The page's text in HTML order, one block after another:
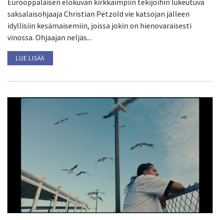
saksalaisohjaaja Christian Petzold vie katsojan jälleen
idyllisiin kesämaisemiin, joissa jokin on hienovaraisesti
vinossa. Ohjaajan neljäs...
LUE LISÄÄ